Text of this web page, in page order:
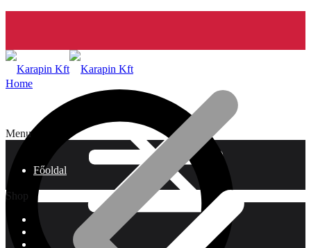
Menu
Főoldal
Shop
Home